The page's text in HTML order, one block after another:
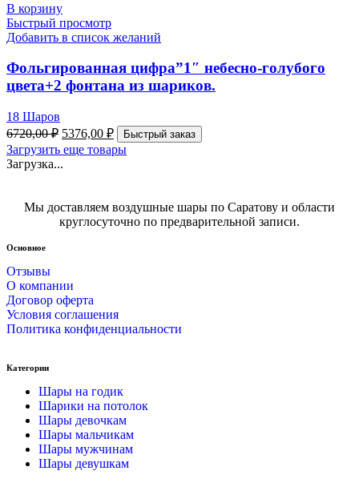
В корзину
Быстрый просмотр
Добавить в список желаний
Фольгированная цифра”1″ небесно-голубого
цвета+2 фонтана из шариков.
18 Шаров
6720,00₽ 5376,00 ₽ Быстрый заказ
Загрузить еще товары
Загрузка...
Мы доставляем воздушные шары по Саратову и области
круглосуточно по предварительной записи.
Основное
Отзывы
О компании
Договор оферта
Условия соглашения
Политика конфиденциальности
Категории
Шары на годик
Шарики на потолок
Шары девочкам
Шары мальчикам
Шары мужчинам
Шары девушкам